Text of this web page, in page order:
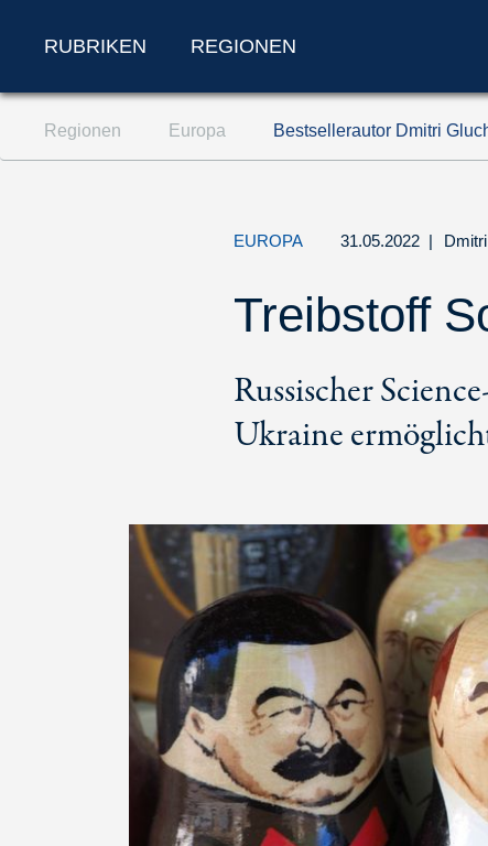
Zum Inhalt springen (Accesskey '1')
Zur Suche springen (Accesskey '2')
RUBRIKEN REGIONEN
Regionen Europa Bestsellerautor Dmitri
EUROPA 31.05.2022 |
Treibstoff
Russischer
Ukraine